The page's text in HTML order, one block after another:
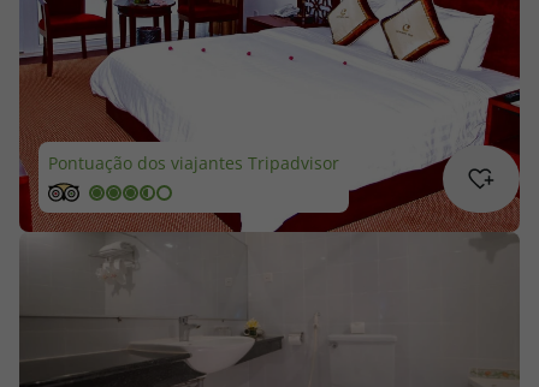
Especialistas
Cheque Viagem
Rede de Lojas
Blog TopViagens
Área de Cliente
Pontuação dos viajantes Tripadvisor